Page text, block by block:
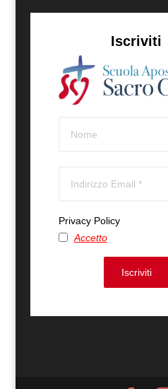
Iscriviti
Privacy Policy
Accetto
Iscriviti